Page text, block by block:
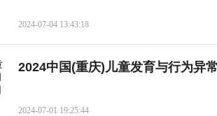
2024-07-04 13:43:18
2024中国(重庆)儿童发育与行为异
2024-07-01 19:25:44